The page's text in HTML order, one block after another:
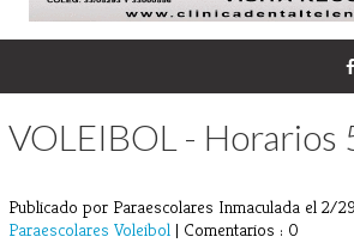
VOLEIBOL - Horarios
Publicado por Paraescolares Inmaculada el 2/
Paraescolares Voleibol | Comentarios : 0